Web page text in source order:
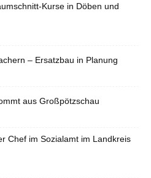
Kurse in Döben und
– Ersatzbau in Planung
aus Großpötzschau
Chef im Sozialamt im Landkreis